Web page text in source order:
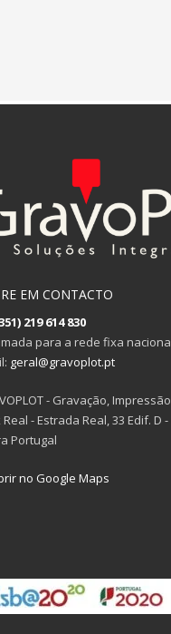
EM CONTACTO
219 614 830
para a rede fixa
geral@gravoplot.pt
- Gravação,
Real - Estrada Real, 33 Edif. D
Portugal
no Google Maps